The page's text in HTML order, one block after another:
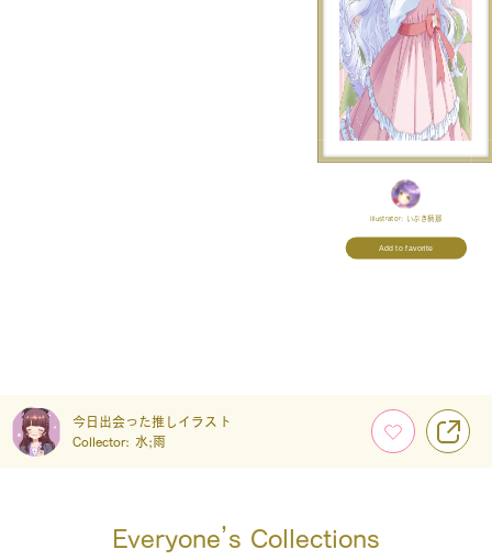
Illustrator: いぶき柄那
Add to favorite
今日出会った推しイラスト
Collector: 水;雨
Everyone’s Collections